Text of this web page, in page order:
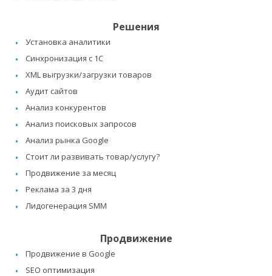
Решения
Установка аналитики
Синхронизация с 1C
XML выгрузки/загрузки товаров
Аудит сайтов
Анализ конкурентов
Анализ поисковых запросов
Анализ рынка Google
Стоит ли развивать товар/услугу?
Продвижение за месяц
Реклама за 3 дня
Лидогенерация SMM
Продвижение
Продвижение в Google
SEO оптимизация